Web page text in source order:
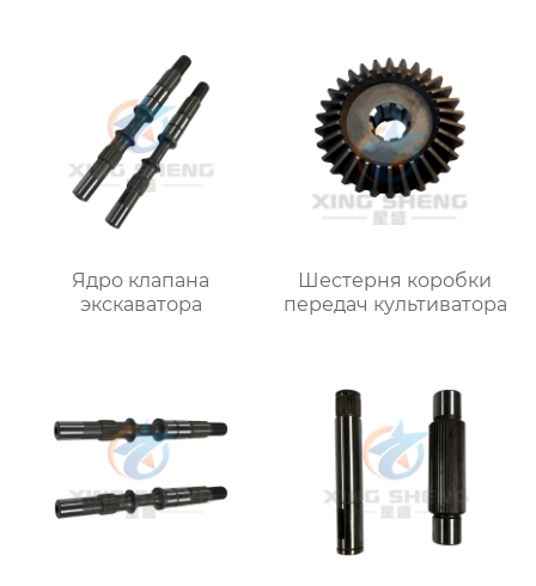
Ядро клапана
экскаватора
Шестерня коробки
передач культиватора